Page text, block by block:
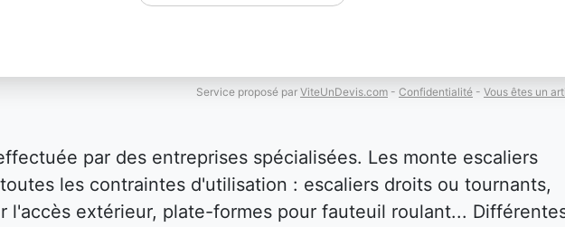
Service proposé par ViteUnDevis.com - Confidentialité - Vous êtes un
par des entreprises spécialisées. Les monte escaliers
les contraintes d'utilisation : escaliers droits ou tournants,
l'accès extérieur, plate-formes pour fauteuil roulant...